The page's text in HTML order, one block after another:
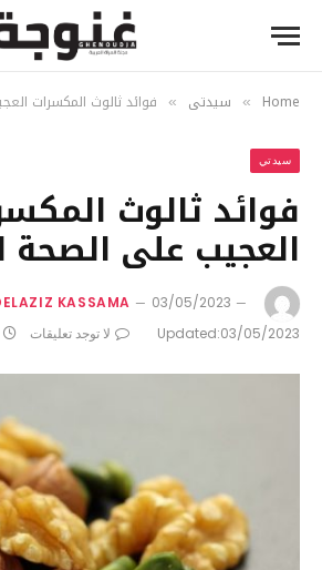
Home
» سيدتي » فوائد ثالوث المكسرات
سيدتي
فوائد ثالوث
العجيب على الصحة
KASSAMA
03/05/2023
Updated:03/05/2023 لا توجد تعليقات